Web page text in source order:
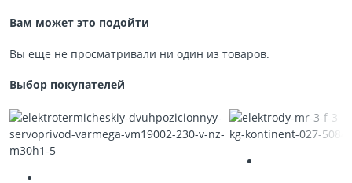
Вам может это подойти
Вы еще не просматривали ни один из товаров.
Выбор покупателей